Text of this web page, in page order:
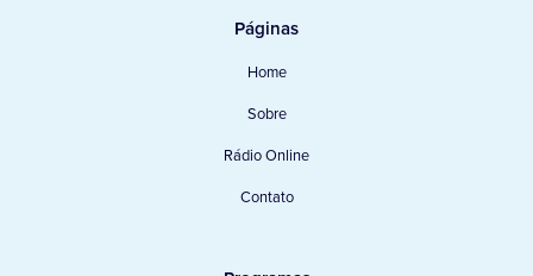
Páginas
Home
Sobre
Rádio Online
Contato